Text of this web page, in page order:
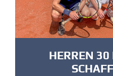
HERREN 30